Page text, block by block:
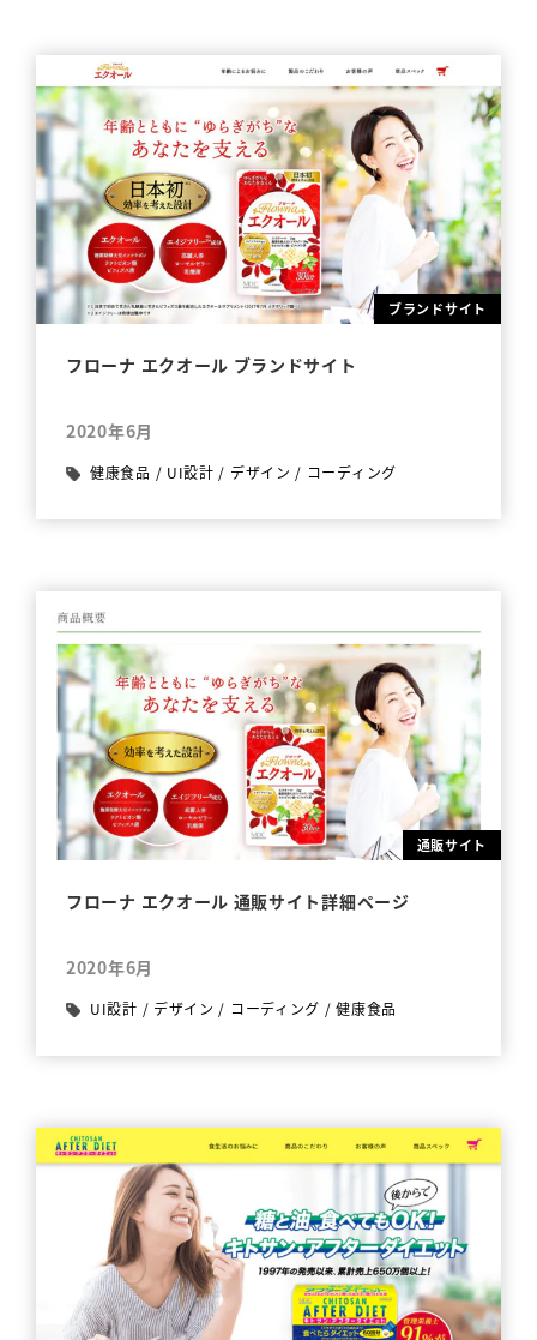
ブランドサイト
フローナ エクオール ブランドサイト
2020年6月
健康食品 / UI設計 / デザイン / コーディング
通販サイト
フローナ エクオール 通販サイト詳細ページ
2020年6月
UI設計 / デザイン / コーディング /健康食品